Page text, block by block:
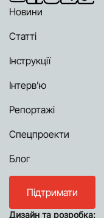
Новини
Статті
Інструкції
Інтерв’ю
Репортажі
Спецпроекти
Блог
Підтримати
Дизайн та розробка: